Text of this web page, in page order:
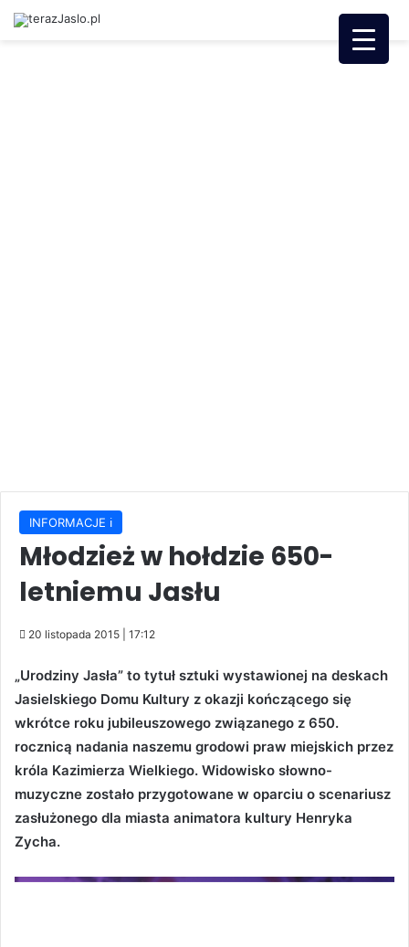
INFORMACJE ℹ️
Młodzież w hołdzie 650-
letniemu Jasłu
20 listopada 2015 | 17:12
„Urodziny Jasła” to tytuł sztuki wystawionej na deskach
Jasielskiego Domu Kultury z okazji kończącego się
wkrótce roku jubileuszowego związanego z 650.
rocznicą nadania naszemu grodowi praw miejskich przez
króla Kazimierza Wielkiego. Widowisko słowno-
muzyczne zostało przygotowane w oparciu o scenariusz
zasłużonego dla miasta animatora kultury Henryka
Zycha.